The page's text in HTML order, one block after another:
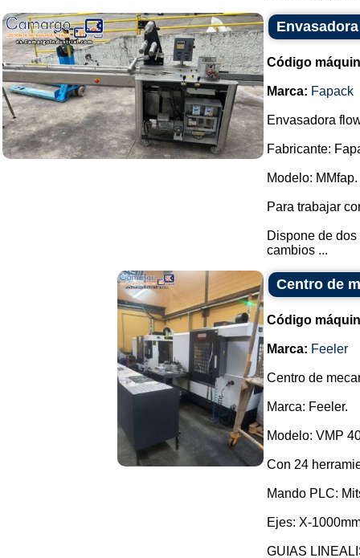
Código
Marca: Fapack
Envasadora
Fabricante:
Modelo: MMfap.
Para trabajar
Dispone de
cambios ...
Centro de
Código
Marca: Feeler
Centro de
Marca: Feeler.
Modelo: VMP
Con 24
Mando PLC:
Ejes: X-
GUIAS